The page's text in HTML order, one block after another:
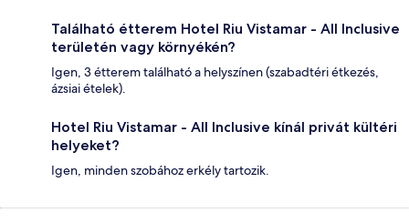
Található étterem Hotel Riu Vistamar - All Inclusive
területén vagy környékén?
Igen, 3 étterem található a helyszínen (szabadtéri étkezés,
ázsiai ételek).
Hotel Riu Vistamar - All Inclusive kínál privát kültéri
helyeket?
Igen, minden szobához erkély tartozik.